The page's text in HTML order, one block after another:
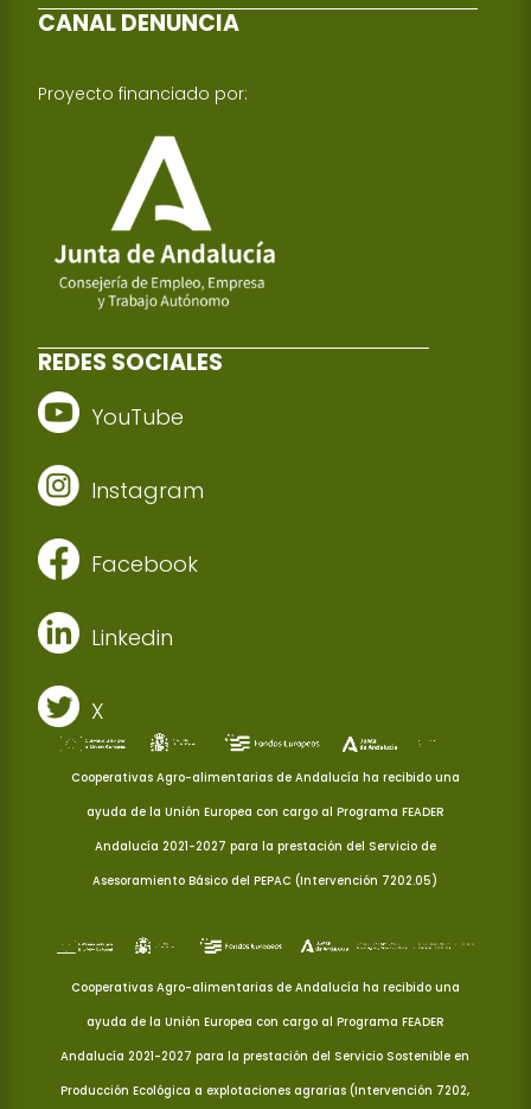
CANAL DENUNCIA
Proyecto financiado por:
REDES SOCIALES
YouTube
Instagram
Facebook
Linkedin
X
Cooperativas Agro-alimentarias de Andalucía ha recibido una
ayuda de la Unión Europea con cargo al Programa FEADER
Andalucía 2021-2027 para la prestación del Servicio de
Asesoramiento Básico del PEPAC (Intervención 7202.05)
Cooperativas Agro-alimentarias de Andalucía ha recibido una
ayuda de la Unión Europea con cargo al Programa FEADER
Andalucía 2021-2027 para la prestación del Servicio Sostenible en
Producción Ecológica a explotaciones agrarias (Intervención 7202,